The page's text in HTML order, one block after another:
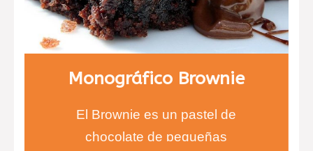
Monográfico Brownie
El Brownie es un pastel de
chocolate de pequeñas